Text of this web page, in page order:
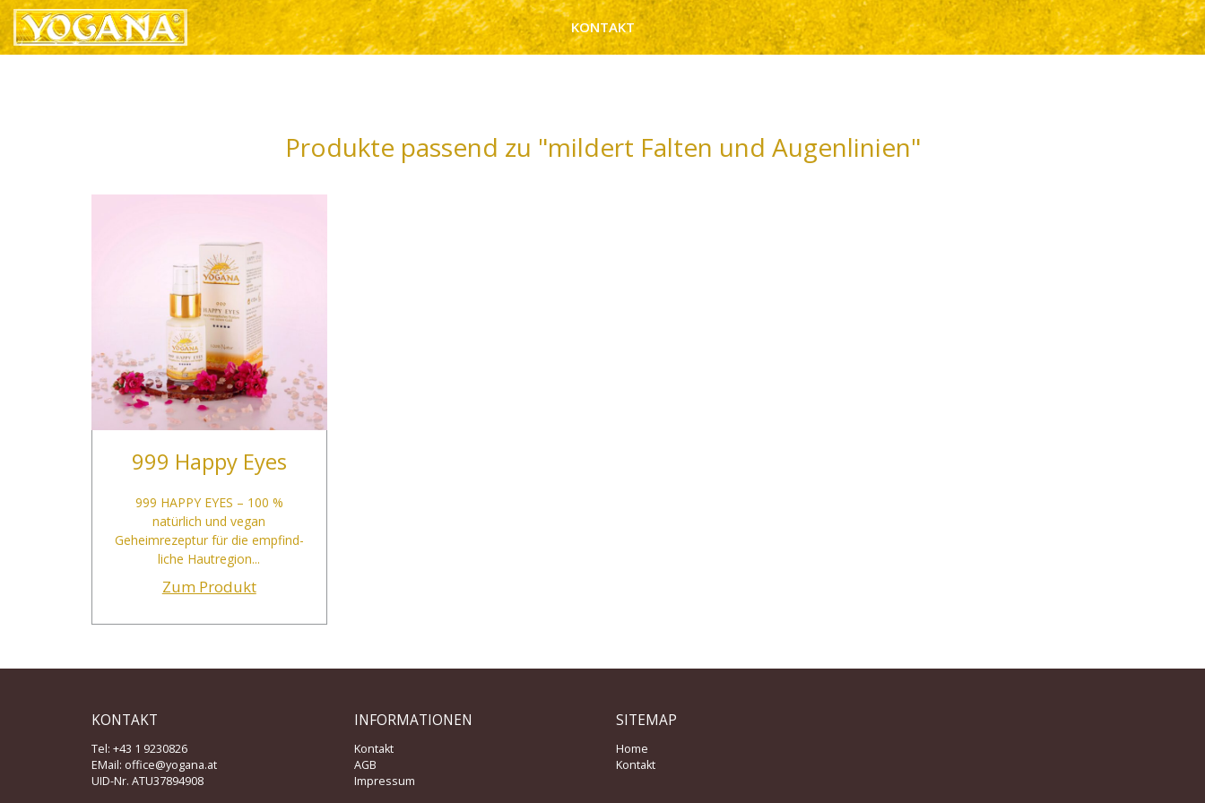
KONTAKT
Produkte passend zu "mildert Falten und Augenlinien"
999 Happy Eyes
999 HAPPY EYES – 100 %
natürlich und vegan
Geheimrezeptur für die empfind­
liche Hautregion...
Zum Produkt
KONTAKT
Tel: +43 1 9230826
EMail: office@yogana.at
UID-Nr. ATU37894908
INFORMATIONEN
Kontakt
AGB
Impressum
SITEMAP
Home
Kontakt